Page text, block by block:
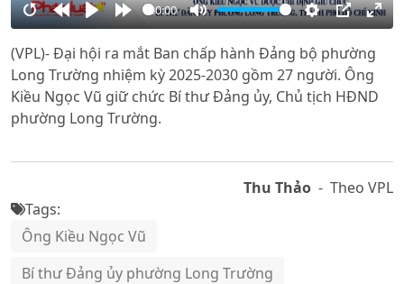
RestartRewind
10s
PlayForward
10s
00:00
Mute Settings
PIP
(VPL)- Đại hội ra mắt Ban chấp hành Đảng bộ phường
Long Trường nhiệm kỳ 2025-2030 gồm 27 người. Ông
Kiều Ngọc Vũ giữ chức Bí thư Đảng ủy, Chủ tịch HĐND
phường Long Trường.
Thu Thảo - Theo VPL
Tags:
Ông Kiều Ngọc Vũ
Bí thư Đảng ủy phường Long Trường